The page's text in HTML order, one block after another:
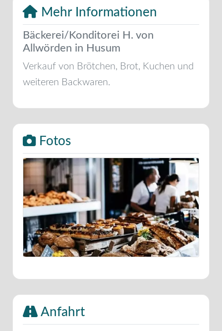
Mehr Informationen
Bäckerei/Konditorei H. von
Allwörden in Husum
Verkauf von Brötchen, Brot, Kuchen und
weiteren Backwaren.
Fotos
Anfahrt